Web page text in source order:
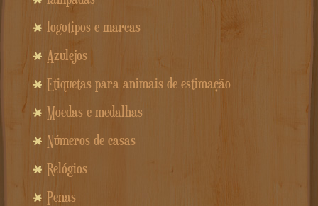
logotipos e marcas
Azulejos
Etiquetas para animais de estimação
Moedas e medalhas
Números de casas
Relógios
Penas